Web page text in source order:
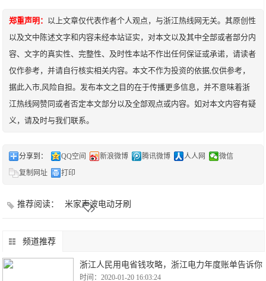
郑重声明： 以上文章仅代表作者个人观点，与浙江热线网无关。其原创性
以及文中陈述文字和内容未经本站证实，对本文以及其中全部或者部分内
容、文字的真实性、完整性、及时性本站不作出任何保证或承诺，请读者
仅作参考，并请自行核实相关内容。本文不作为投资的依据,仅供参考，
据此入市,风险自担。发布本文之目的在于传播更多信息，并不意味着浙
江热线网赞同或者否定本文部分以及全部观点或内容。如对本文内容有疑
义，请及时与我们联系。
分享到： QQ空间 新浪微博 腾讯微博 人人网
微信
复制网址
打印
推荐阅读： 米家声波电动牙刷
频道推荐
浙江人民用电省钱攻略，浙江电力年度账单告诉你
时间：2020-01-20 16:03:24